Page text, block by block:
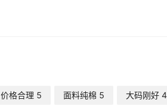
价格合理 5 面料纯棉 5 大码刚好 4